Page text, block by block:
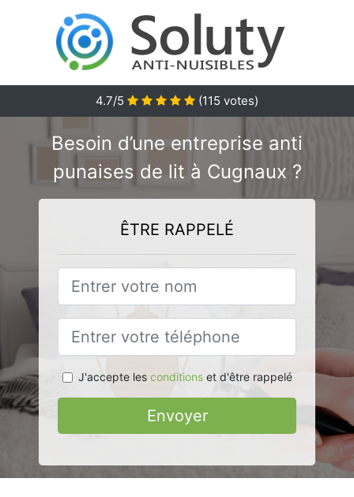
4.7/5 (115 votes)
Besoin d’une entreprise anti
punaises de lit à Cugnaux ?
ÊTRE RAPPELÉ
J'accepte les conditionset d'être rappelé
Envoyer